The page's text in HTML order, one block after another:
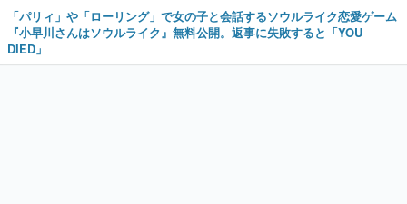
「パリィ」や「ローリング」で女の子と会話するソウルライク恋愛ゲーム
『小早川さんはソウルライク』無料公開。返事に失敗すると「YOU
DIED」